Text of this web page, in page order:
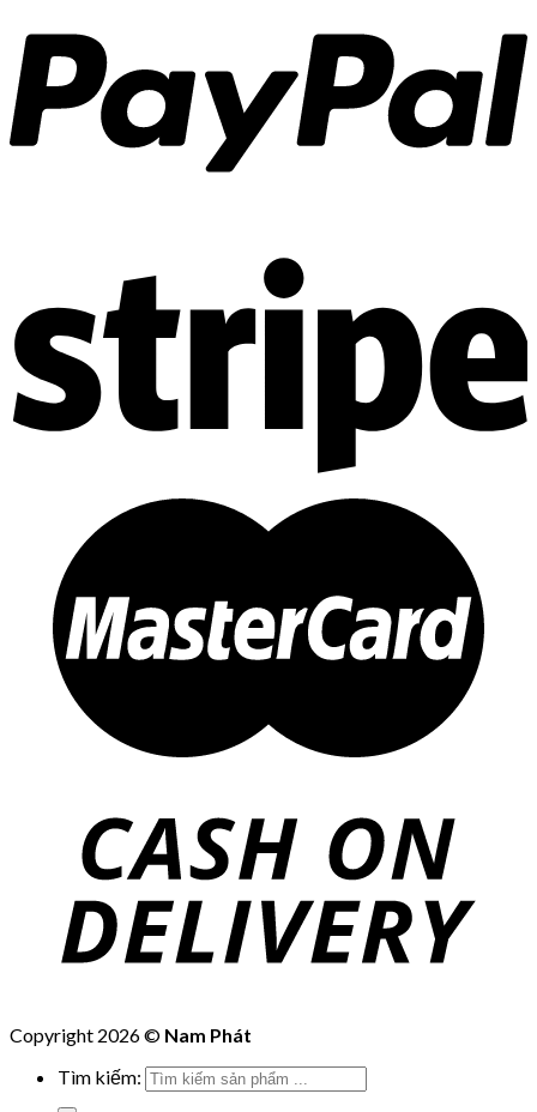
Copyright 2026 © Nam Phát
Tìm kiếm: